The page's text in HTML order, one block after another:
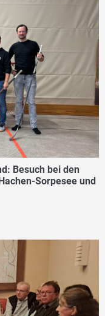
Besuch bei den
Sorpesee und